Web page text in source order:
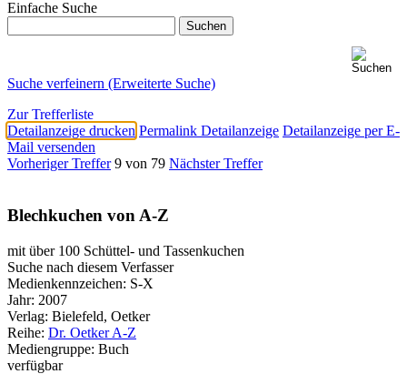
Einfache Suche
Suche verfeinern (Erweiterte Suche)
Zur Trefferliste
Detailanzeige drucken Permalink Detailanzeige Detailanzeige per E-
Mail versenden
Vorheriger Treffer 9 von 79 Nächster Treffer
Blechkuchen von A-Z
mit über 100 Schüttel- und Tassenkuchen
Suche nach diesem Verfasser
Medienkennzeichen: S-X
Jahr: 2007
Verlag: Bielefeld, Oetker
Reihe: Dr. Oetker A-Z
Mediengruppe: Buch
verfügbar